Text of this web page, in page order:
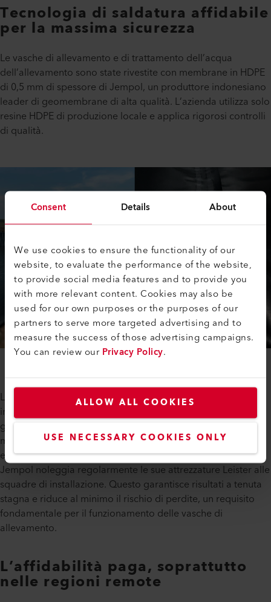
Consent Details About
We use cookies to ensure the functionality of our
website, to evaluate the performance of the website,
to provide social media features and to provide you
with more relevant content. Cookies may also be
used for our own purposes or the purposes of our
partners to serve more targeted advertising and to
measure the success of those advertising campaigns.
You can review ourPrivacy Policy.
ALLOW ALL COOKIES
USE NECESSARY COOKIES ONLY
Tecnologia di saldatura affidabile
per la massima sicurezza
Le vasche di allevamento e di trattamento dell’acqua
dell’allevamento sono state rivestite con membrane in HDPE
di 0,5 mm di spessore di Jempol, un produttore indonesiano
leader di geomembrane di alta qualità. L’azienda utilizza solo
resine HDPE di produzione locale e applica rigorosi controlli
di qualità.
Le precise doppie tracce del Leister TWINNY S sono
impossibili da non notare nel cantiere della fattoria di
gamberi. Con una larghezza di 8 metri, l’installazione della
membrana richiede numerosi punti di saldatura, che devono
essere assolutamente impermeabili per evitare perdite.
Jempol noleggia regolarmente le sue attrezzature Leister alle
squadre di installazione. Questo garantisce risultati a tenuta
stagna e riduce al minimo il rischio di perdite, un requisito
fondamentale per il funzionamento delle vasche di
allevamento.
L’affidabilità paga, soprattutto
nelle regioni remote